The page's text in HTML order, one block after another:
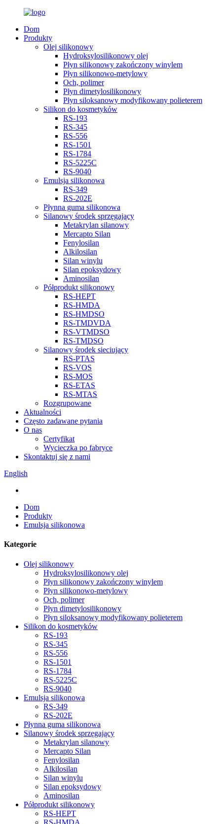
Dom
Produkty
Olej silikonowy
Hydroksylosilikonowy olej
Płyn silikonowy zakończony winylem
Płyn silikonowo-metylowy
Och, polimer
Płyn dimetylosilikonowy
Płyn siloksanowy modyfikowany polieterem
Silikon do kosmetyków
RS-193
RS-345
RS-556
RS-1501
RS-1784
RS-5225C
RS-9040
Emulsja silikonowa
RS-349
RS-202E
Płynna guma silikonowa
Silanowy środek sprzęgający
Metakrylan silanowy
Mercapto Silan
Fenylosilan
Alkilosilan
Silan winylu
Silan epoksydowy
Aminosilan
Półprodukt silikonowy
RS-HEPT
RS-HMDA
RS-HMDSO
RS-TMDVDA
RS-VTMDSO
RS-TMDSO
Silanowy środek sieciujący
RS-PTAS
RS-VOS
RS-MOS
RS-ETAS
RS-MTAS
Rozgrupowane
Aktualności
Często zadawane pytania
O nas
Certyfikat
Wycieczka po fabryce
Skontaktuj się z nami
English
Dom
Produkty
Emulsja silikonowa
Kategorie
Olej silikonowy
Hydroksylosilikonowy olej
Płyn silikonowy zakończony winylem
Płyn silikonowo-metylowy
Och, polimer
Płyn dimetylosilikonowy
Płyn siloksanowy modyfikowany polieterem
Silikon do kosmetyków
RS-193
RS-345
RS-556
RS-1501
RS-1784
RS-5225C
RS-9040
Emulsja silikonowa
RS-349
RS-202E
Płynna guma silikonowa
Silanowy środek sprzęgający
Metakrylan silanowy
Mercapto Silan
Fenylosilan
Alkilosilan
Silan winylu
Silan epoksydowy
Aminosilan
Półprodukt silikonowy
RS-HEPT
RS-HMDA